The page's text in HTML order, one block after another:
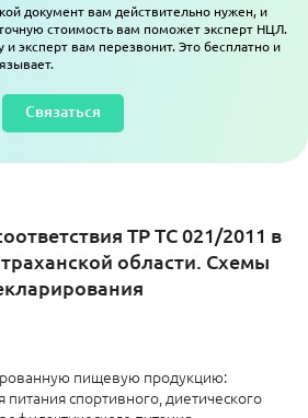
документ вам действительно нужен, и
точную стоимость вам поможет эксперт НЦЛ.
и эксперт вам перезвонит. Это бесплатно и
Связаться
ТР ТС 021/2011 в
области. Схемы
пищевую продукцию:
спортивного, диетического